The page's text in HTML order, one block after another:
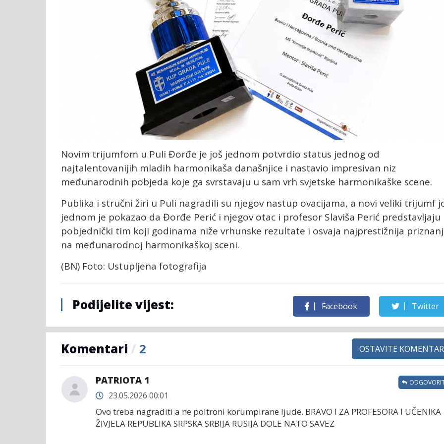
Novim trijumfom u Puli Đorđe je još jednom potvrdio status jednog od
najtalentovanijih mladih harmonikaša današnjice i nastavio impresivan niz
međunarodnih pobjeda koje ga svrstavaju u sam vrh svjetske harmonikaške scene.
Publika i stručni žiri u Puli nagradili su njegov nastup ovacijama, a novi veliki trijumf
jednom je pokazao da Đorđe Perić i njegov otac i profesor Slaviša Perić predstavljaju
pobjednički tim koji godinama niže vrhunske rezultate i osvaja najprestižnija
na međunarodnoj harmonikaškoj sceni.
(BN) Foto: Ustupljena fotografija
Podijelite vijest: Facebook Twitter
Komentari / 2 OSTAVITE KOMENTAR
PATRIOTA 1
23.05.2026 00:01
Ovo treba nagraditi a ne poltroni korumpirane ljude. BRAVO I ZA PROFESORA I UČENIKA
ŽIVJELA REPUBLIKA SRPSKA SRBIJA RUSIJA DOLE NATO SAVEZ